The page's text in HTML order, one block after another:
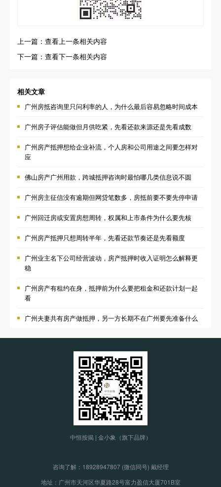
上一篇：查看上一条相关内容
下一篇：查看下一条相关内容
相关文章
广州房抵咨询里只问利率的人，为什么最后容易忽略时间成本
广州房子评估能做但月供吃紧，先看还款来源还是先看成数
广州房产抵押想给企业补流，个人房和公司用途之间要怎样对
应
佛山房产广州用款，跨城抵押咨询时最怕哪几类信息说不圆
广州房主征信没有逾期但网贷笔数多，房抵前要不要先停申请
广州回迁房或安置房想周转，权属和上市条件为什么要先核
广州房产抵押只想周转半年，先看还款节奏还是先看额度
广州业主名下公司经营波动，房产抵押时收入证明怎么解释更
稳
广州房产有租约在身，抵押前为什么要把租金和还款计划一起
看
广州夫妻共有房产做抵押，另一方长期不在广州要先准备什么
中恒按揭 | 金小象（旗下品牌）
咨询了解： 18928947807 (微信同号) 戴经理
地址：广州市天河区华夏路28号富力盈信大厦701B室